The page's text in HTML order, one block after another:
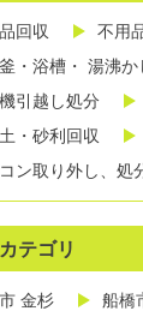
回収 不用
・浴槽・ 湯沸
引越し処分
・砂利回収
ン取り外し、処
テゴリ
金杉 船橋